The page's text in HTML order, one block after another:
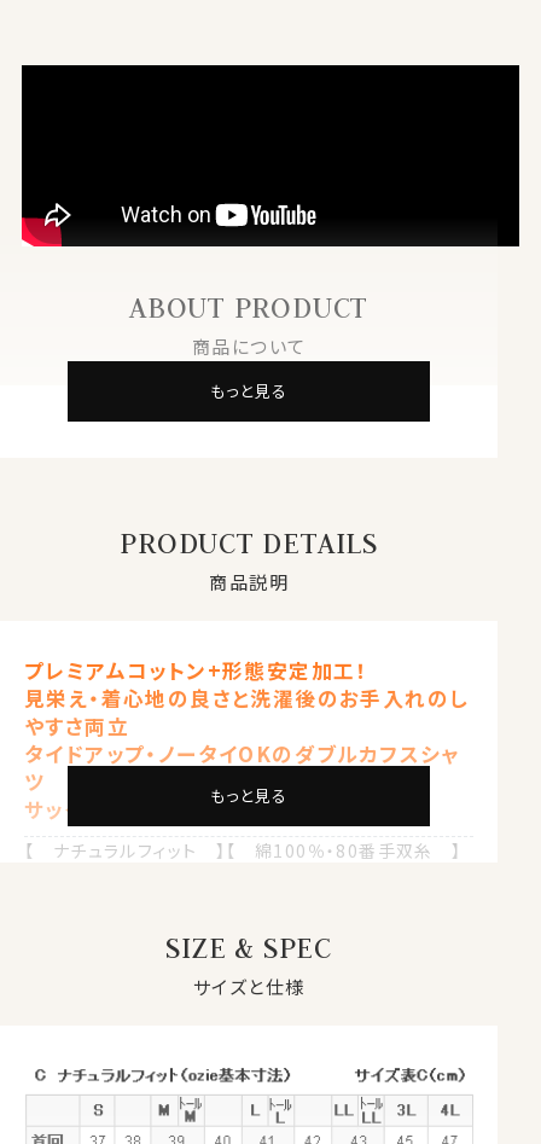
ABOUT PRODUCT
商品について
もっと見る
PRODUCT DETAILS
商品説明
プレミアムコットン+形態安定加工！
見栄え・着心地の良さと洗濯後のお手入れのし
やすさ両立
タイドアップ・ノータイOKのダブルカフスシャ
ツ
サックスブルー 青
【 ナチュラルフィット 】【 綿100％・80番手双糸 】
【 ダブルカフス 】【 長袖 】
の中でも世界トップレベルの長さを誇る、最高級のプレミ
アムコットンです。
このコットンは、古代ペルー発祥の代々受け継がれた伝
もっと見る
SIZE & SPEC
サイズと仕様